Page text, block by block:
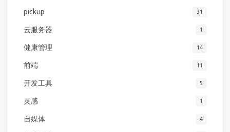
pickup 31
云服务器 1
健康管理 14
前端 11
开发工具 5
灵感 1
自媒体 4